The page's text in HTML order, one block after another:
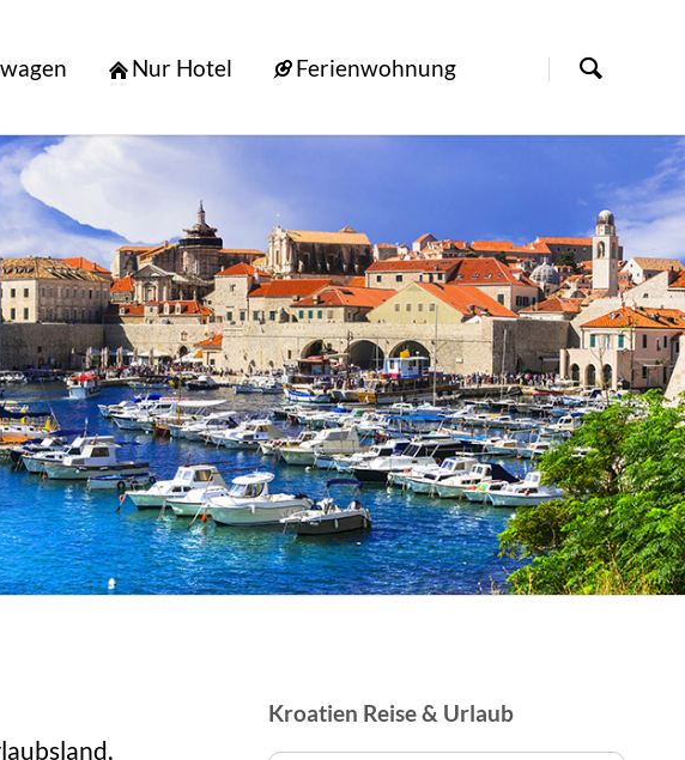
Nur Hotel Ferienwohnung
Kroatien Reise & Urlaub